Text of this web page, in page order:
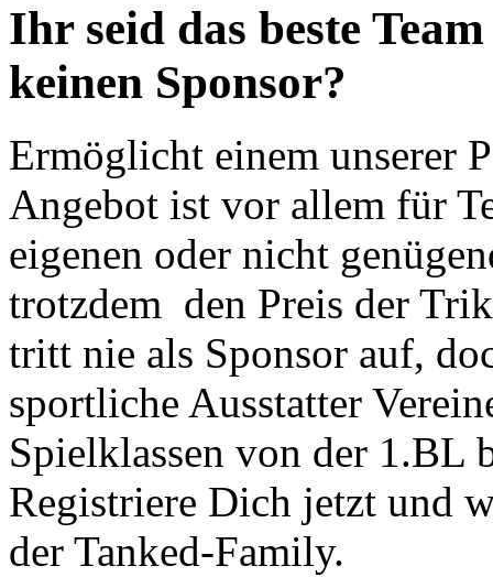
Ihr seid das beste
keinen Sponsor?
Ermöglicht einem unserer
Angebot ist vor allem für
eigenen oder nicht
trotzdem den Preis der
tritt nie als Sponsor auf,
sportliche Ausstatter
Spielklassen von der 1.BL
Registriere Dich jetzt und
der Tanked-Family.